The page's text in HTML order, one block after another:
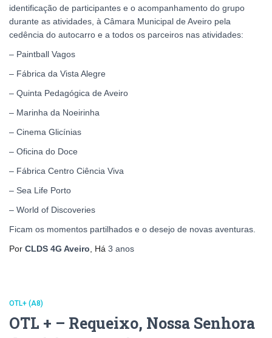
identificação de participantes e o acompanhamento do grupo
durante as atividades, à Câmara Municipal de Aveiro pela
cedência do autocarro e a todos os parceiros nas atividades:
– Paintball Vagos
– Fábrica da Vista Alegre
– Quinta Pedagógica de Aveiro
– Marinha da Noeirinha
– Cinema Glicínias
– Oficina do Doce
– Fábrica Centro Ciência Viva
– Sea Life Porto
– World of Discoveries
Ficam os momentos partilhados e o desejo de novas aventuras.
Por CLDS 4G Aveiro , Há 3 anos
OTL+ (A8)
OTL + – Requeixo, Nossa Senhora